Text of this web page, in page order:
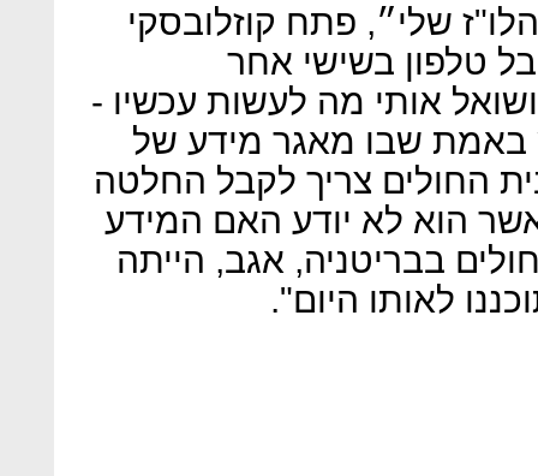
שלי״, פתח קוזלובסקי
טלפון בשישי אחר
אותי מה לעשות עכשיו -
שבו מאגר מידע של
החולים צריך לקבל החלטה
הוא לא יודע האם המידע
בבריטניה, אגב, הייתה
לאותו היום".